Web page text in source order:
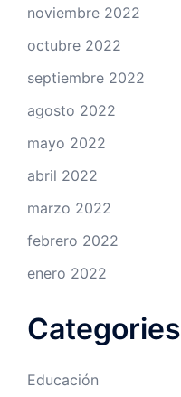
noviembre 2022
octubre 2022
septiembre 2022
agosto 2022
mayo 2022
abril 2022
marzo 2022
febrero 2022
enero 2022
Categories
Educación